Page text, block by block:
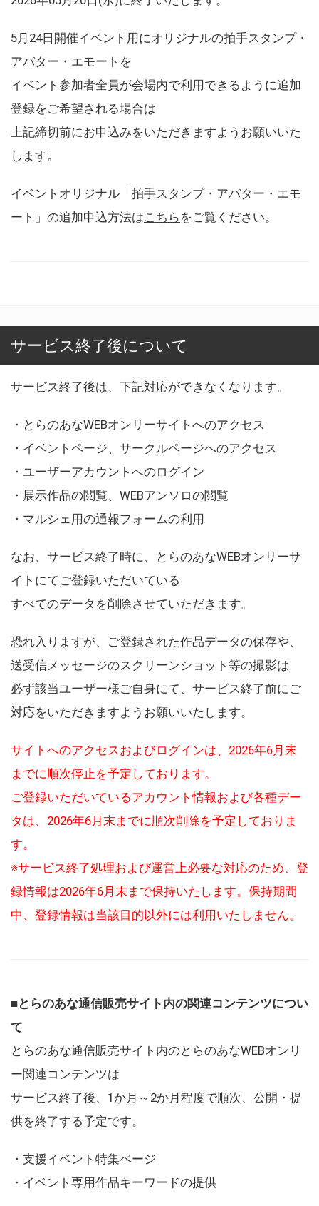
5月24日開催イベント用にオリジナルの拍手スタンプ・
アバター・エモートを
イベント参加者全員が会場内で利用できるように追加
登録をご希望される場合は
上記締切前にお申込みをいただきますようお願いいた
します。
イベントオリジナル「拍手スタンプ・アバター・エモ
ート」の追加申込方法はこちら をご覧ください。
サービス終了後について
サービス終了後は、下記対応ができなくなります。
・とらのあなWEBオンリーサイトへのアクセス
・イベントページ、サークルページへのアクセス
・ユーザーアカウントへのログイン
・展示作品の閲覧、WEBアンソロの閲覧
・マルシェ用の通報フォームの利用
なお、サービス終了時に、とらのあなWEBオンリーサ
イトにてご登録いただいている
すべてのデータを削除させていただきます。
恐れ入りますが、ご登録された作品データの保存や、
送受信メッセージのスクリーンショット等の撮影は
必ず該当ユーザー様ご自身にて、サービス終了前にご
対応をいただきますようお願いいたします。
サイトへのアクセスおよびログインは、2026年6月末
までに順次停止を予定しております。
ご登録いただいているアカウント情報および各種デー
タは、2026年6月末までに順次削除を予定しておりま
す。
※サービス終了処理および運営上必要な対応のため、登
録情報は2026年6月末まで保持いたします。保持期間
中、登録情報は当該目的以外には利用いたしません。
■とらのあな通信販売サイト内の関連コンテンツについ
て
とらのあな通信販売サイト内のとらのあなWEBオンリ
ー関連コンテンツは
サービス終了後、1か月～2か月程度で順次、公開・提
供を終了する予定です。
・支援イベント特集ページ
・イベント専用作品キーワードの提供